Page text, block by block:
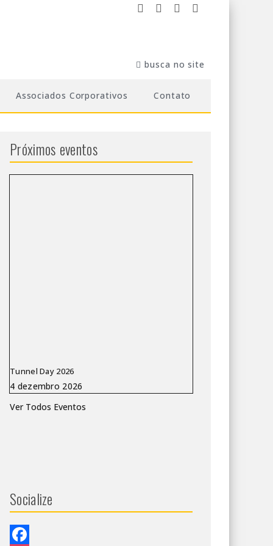
Associados Corporativos Contato
Próximos eventos
Tunnel Day 2026
Ver Todos Eventos
Socialize